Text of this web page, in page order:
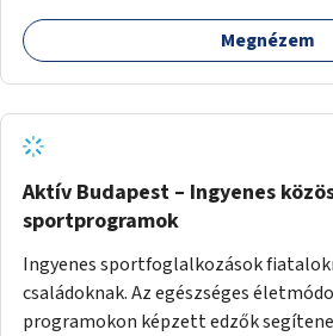
Megnézem
Aktív Budapest – Ingyenes
sportprogramok
Ingyenes sportfoglalkozások
családoknak. Az egészséges
programokon képzett edzők